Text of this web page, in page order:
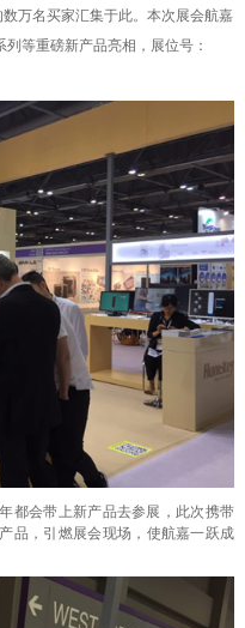
万名买家汇集于此。本次展会航嘉
等重磅新产品亮相，展位号：
都会带上新产品去参展，此次携带
品，引燃展会现场，使航嘉一跃成